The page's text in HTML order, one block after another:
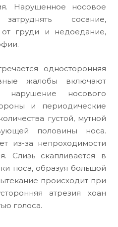
Нарушенное носовое
сосание,
от груди и недоедание,
односторонняя
жалобы включают
нарушение носового
и периодические
густой, мутной
половины носа.
из-за непроходимости
Слизь скапливается в
носа, образуя большой
происходит при
атрезия хоан
голоса.